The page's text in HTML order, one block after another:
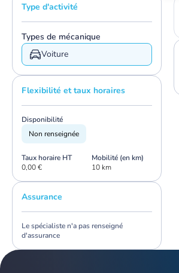
Type d'activité
Types de mécanique
Voiture
Flexibilité et taux horaires
Disponibilité
Non renseignée
Taux horaire HT
0,00 €
Mobilité (en km)
10 km
Assurance
Le spécialiste n'a pas renseigné
d'assurance